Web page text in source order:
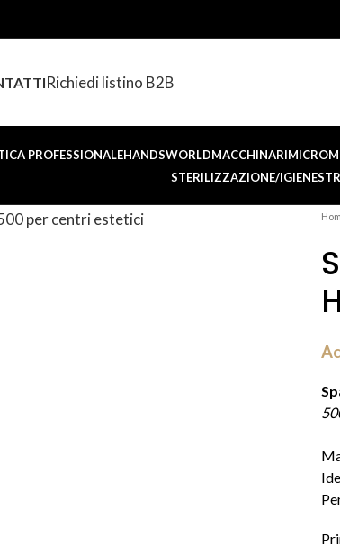
Richiedi listino B2B
PROFESSIONALEHANDSWORLDMACCHINARI
STERILIZZAZIONE/IGIENE